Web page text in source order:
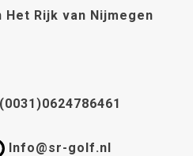
Het Rijk van Nijmegen
(0031)0624786461
Info@sr-golf.nl